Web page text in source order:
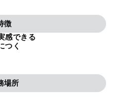
徴
感できる
つく
場所
用規約 内部通報